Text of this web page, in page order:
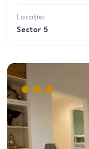
Locație:
Sector 5